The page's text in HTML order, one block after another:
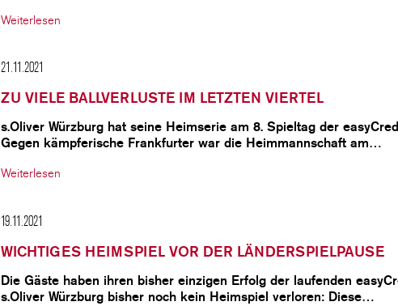
Weiterlesen
21.11.2021
ZU VIELE BALLVERLUSTE IM LETZTEN VIERTEL
s.Oliver Würzburg hat seine Heimserie am 8. Spieltag der
Gegen kämpferische Frankfurter war die Heimmannschaft am…
Weiterlesen
19.11.2021
WICHTIGES HEIMSPIEL VOR DER LÄNDERSPIELPAUSE
Die Gäste haben ihren bisher einzigen Erfolg der laufenden
s.Oliver Würzburg bisher noch kein Heimspiel verloren: Diese…